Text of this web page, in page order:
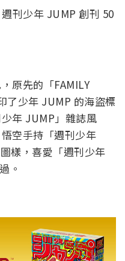
週刊少年 JUMP 創刊 50
原先的「FAMILY
了少年 JUMP 的海盜標
年 JUMP」雜誌風
空手持「週刊少年
樣，喜愛「週刊少年
。